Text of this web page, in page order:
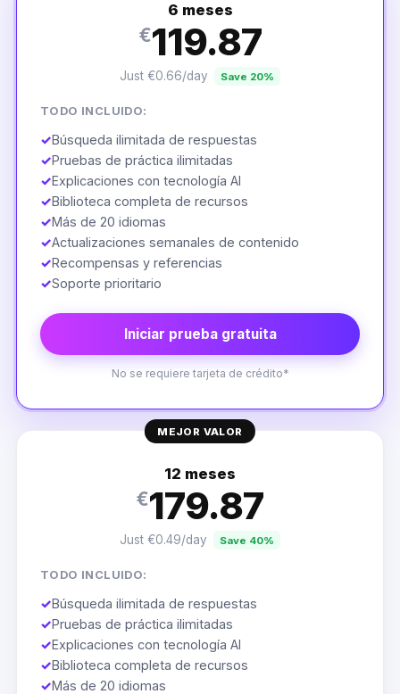
6 meses
€119.87
Just €0.66/day Save 20%
TODO INCLUIDO:
✓Búsqueda ilimitada de respuestas
✓Pruebas de práctica ilimitadas
✓Explicaciones con tecnología AI
✓Biblioteca completa de recursos
✓Más de 20 idiomas
✓Actualizaciones semanales de contenido
✓Recompensas y referencias
✓Soporte prioritario
Iniciar prueba gratuita
No se requiere tarjeta de crédito*
MEJOR VALOR
12 meses
€179.87
Just €0.49/day Save 40%
TODO INCLUIDO:
✓Búsqueda ilimitada de respuestas
✓Pruebas de práctica ilimitadas
✓Explicaciones con tecnología AI
✓Biblioteca completa de recursos
✓Más de 20 idiomas